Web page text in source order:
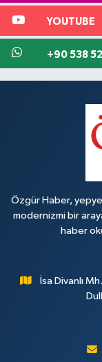
YOUTUBE
+90 538
Özgür Haber,
modernizmi bir
haber
İsa Divanlı